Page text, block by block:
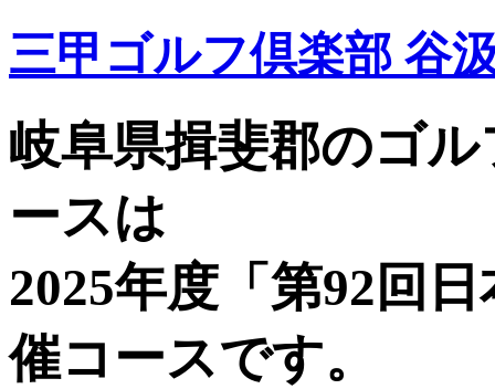
三甲ゴルフ倶楽部 谷
岐阜県揖斐郡のゴ
ースは
2025年度「第92回
催コースです。